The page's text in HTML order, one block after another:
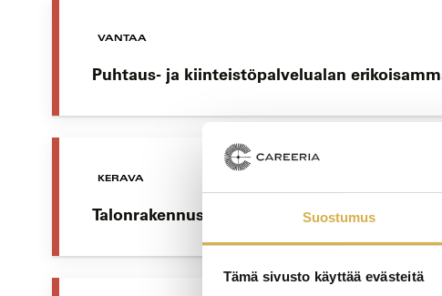
Suostumus
Tämä sivusto käyttää evästeitä
VANTAA
Puhtaus- ja kiinteistöpalvelualan
KERAVA
Talonrakennusalan erikoisammattitutkinto